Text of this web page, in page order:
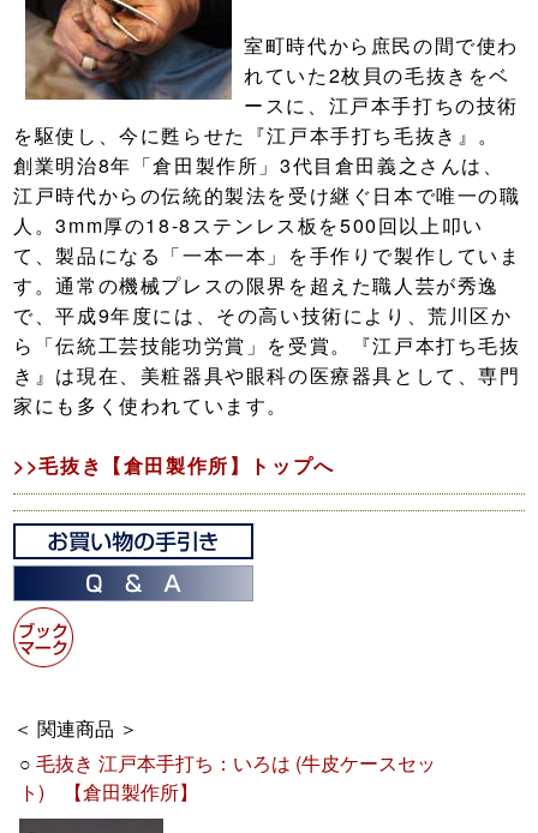
室町時代から庶民の間で使わ
れていた2枚貝の毛抜きをベ
ースに、江戸本手打ちの技術
を駆使し、今に甦らせた『江戸本手打ち毛抜き』。
創業明治8年「倉田製作所」3代目倉田義之さんは、
江戸時代からの伝統的製法を受け継ぐ日本で唯一の職
人。3mm厚の18-8ステンレス板を500回以上叩い
て、製品になる「一本一本」を手作りで製作していま
す。通常の機械プレスの限界を超えた職人芸が秀逸
で、平成9年度には、その高い技術により、荒川区か
ら「伝統工芸技能功労賞」を受賞。『江戸本打ち毛抜
き』は現在、美粧器具や眼科の医療器具として、専門
家にも多く使われています。
>>毛抜き【倉田製作所】トップへ
＜ 関連商品 ＞
○毛抜き 江戸本手打ち：いろは (牛皮ケースセッ
ト) 【倉田製作所】